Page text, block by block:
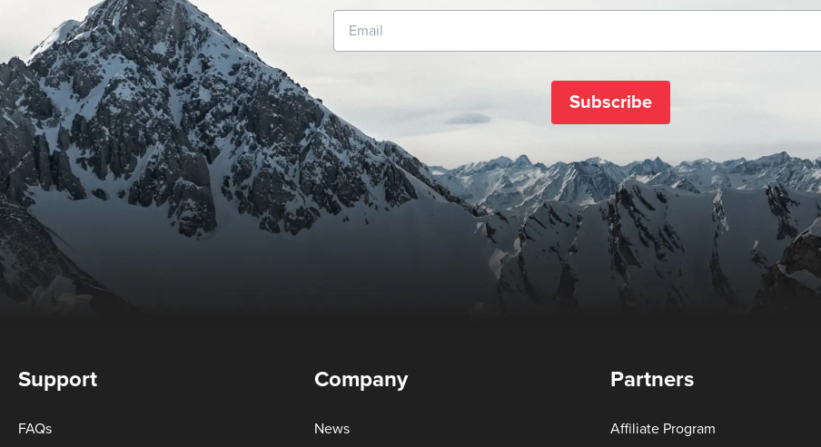
Subscribe
Support
FAQs
Company
News
Partners
Affiliate Program